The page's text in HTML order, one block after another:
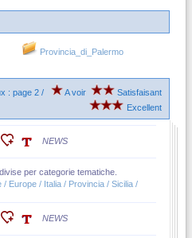
Provincia_di_Palermo
: page 2 /
A voir
Satisfaisant
Excellent
NEWS
per categorie tematiche.
Europe / Italia / Provincia / Sicilia /
NEWS